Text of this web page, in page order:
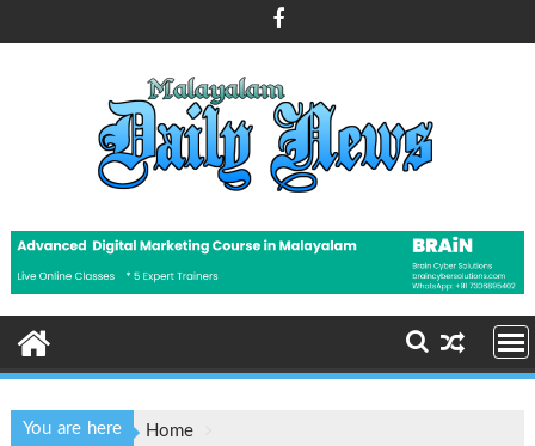
to
You are here
Home